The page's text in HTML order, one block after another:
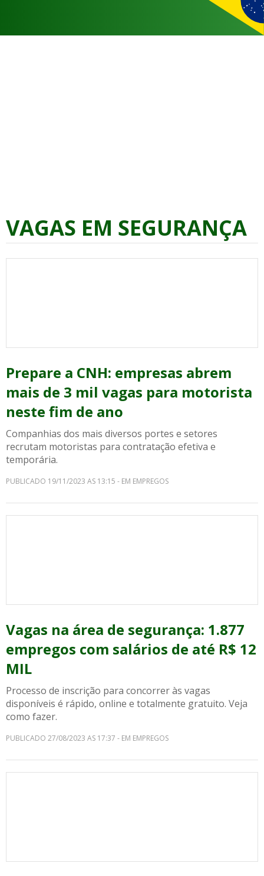
VAGAS EM SEGURANÇA
Prepare a CNH: empresas abrem
mais de 3 mil vagas para motorista
neste fim de ano
Companhias dos mais diversos portes e setores
recrutam motoristas para contratação efetiva e
temporária.
PUBLICADO 19/11/2023 AS 13:15 - EM EMPREGOS
Vagas na área de segurança: 1.877
empregos com salários de até R$ 12
MIL
Processo de inscrição para concorrer às vagas
disponíveis é rápido, online e totalmente gratuito. Veja
como fazer.
PUBLICADO 27/08/2023 AS 17:37 - EM EMPREGOS